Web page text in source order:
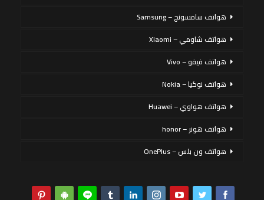
هواتف سامسونج – Samsung
هواتف شاومي – Xiaomi
هواتف فيفو – Vivo
هواتف نوكيا – Nokia
هواتف هواوي – Huawei
هواتف هونر – honor
هواتف ون بلس – OnePlus